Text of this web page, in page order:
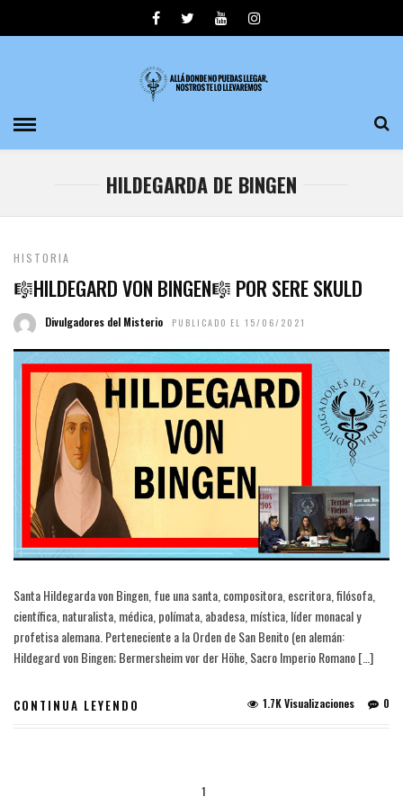
HILDEGARDA DE BINGEN
HISTORIA
🎼HILDEGARD VON BINGEN🎼 POR SERE SKULD
Divulgadores del Misterio PUBLICADO EL 15/06/2021
Santa Hildegarda von Bingen, fue una santa, compositora, escritora, filósofa,
científica, naturalista, médica, polímata, abadesa, mística, líder monacal y
profetisa alemana. Perteneciente a la Orden de San Benito (en alemán:
Hildegard von Bingen; Bermersheim vor der Höhe, Sacro Imperio Romano […]
CONTINUA LEYENDO 0
1.7K Visualizaciones
1